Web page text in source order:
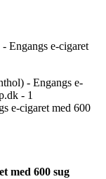
Engangs e-cigaret
med 600 sug